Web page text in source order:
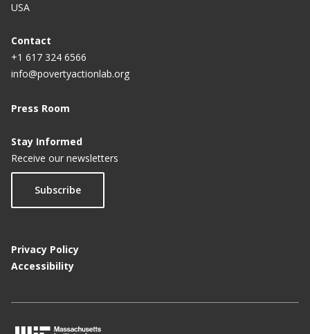
USA
Contact
+1 617 324 6566
info@povertyactionlab.org
Press Room
Stay Informed
Receive our newsletters
Subscribe
Privacy Policy
Accessibility